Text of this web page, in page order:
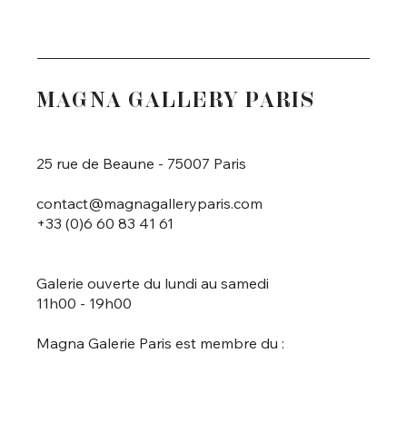
MAGNA GALLERY PARIS
25 rue de Beaune - 75007 Paris
contact@magnagalleryparis.com
+33 (0)6 60 83 41 61
Galerie ouverte du lundi au samedi
11h00 - 19h00
Magna Galerie Paris est membre du :